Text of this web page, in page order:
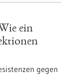
ein
gegen